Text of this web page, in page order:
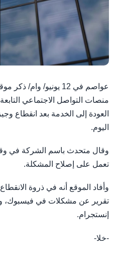
عواصم في 12 يونيو/
منصات التواصل الاجتماعي
العودة إلى ​الخدمة بعد انقطاع
اليوم.
وقال متحدث باسم الشركة في
⁠تعمل على إصلاح المشكلة.
⁠إنستجرام.
-خلا-